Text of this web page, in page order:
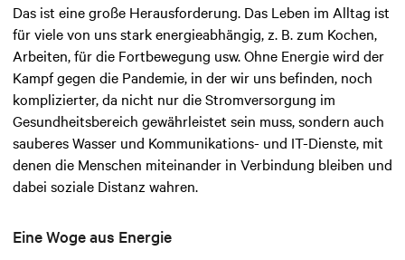
Das ist eine große Herausforderung. Das Leben im Alltag ist
für viele von uns stark energieabhängig, z. B. zum Kochen,
Arbeiten, für die Fortbewegung usw. Ohne Energie wird der
Kampf gegen die Pandemie, in der wir uns befinden, noch
komplizierter, da nicht nur die Stromversorgung im
Gesundheitsbereich gewährleistet sein muss, sondern auch
sauberes Wasser und Kommunikations- und IT-Dienste, mit
denen die Menschen miteinander in Verbindung bleiben und
dabei soziale Distanz wahren.
Eine Woge aus Energie